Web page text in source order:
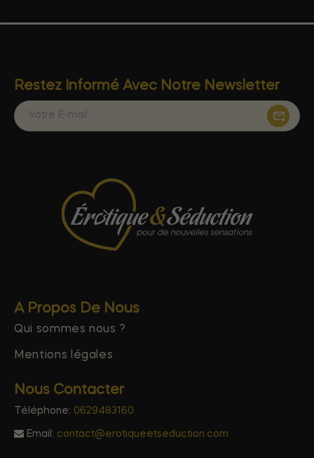
Restez Informé Avec Notre Newsletter
A Propos De Nous
Qui sommes nous ?
Mentions légales
Nous Contacter
Téléphone: 0629483160
Email: contact@erotiqueetseduction.com